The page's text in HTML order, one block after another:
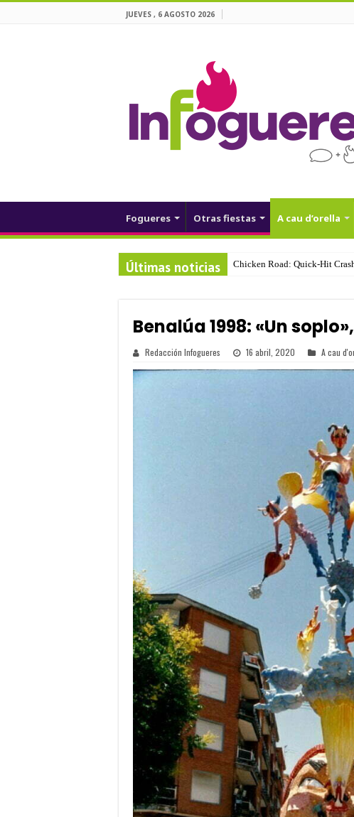
JUEVES , 6 AGOSTO 2026
Fogueres Otras fiestas A cau d’orella
Últimas noticias Chicken Road: Quick‑Hit
Benalúa 1998: «Un
Redacción Infogueres 16 abril, 2020 A cau